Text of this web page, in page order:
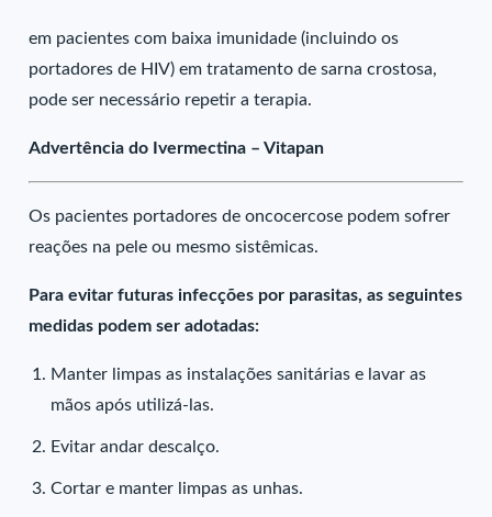
em pacientes com baixa imunidade (incluindo os
portadores de HIV) em tratamento de sarna crostosa,
pode ser necessário repetir a terapia.
Advertência do Ivermectina – Vitapan
Os pacientes portadores de oncocercose podem sofrer
reações na pele ou mesmo sistêmicas.
Para evitar futuras infecções por parasitas, as seguintes
medidas podem ser adotadas:
Manter limpas as instalações sanitárias e lavar as
mãos após utilizá-las.
Evitar andar descalço.
Cortar e manter limpas as unhas.